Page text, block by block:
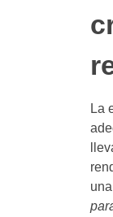
La